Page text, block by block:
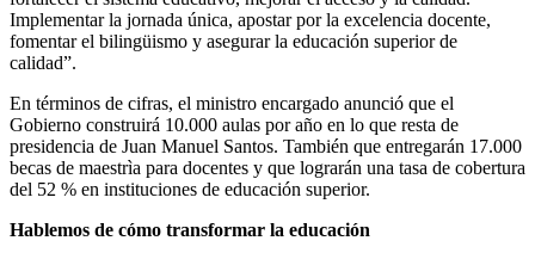
Implementar la jornada única, apostar por la excelencia docente,
fomentar el bilingüismo y asegurar la educación superior de
calidad”.
En términos de cifras, el ministro encargado anunció que el
Gobierno construirá 10.000 aulas por año en lo que resta de
presidencia de Juan Manuel Santos. También que entregarán 17.000
becas de maestrìa para docentes y que lograrán una tasa de cobertura
del 52 % en instituciones de educación superior.
Hablemos de cómo transformar la educación